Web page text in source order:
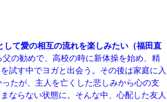
して愛の相互の流れを楽しみたい（福田直
の勧めで、高校の時に新体操を始め、精
試す中でヨガと出会う。その後は家庭に入
たが、主人を亡くした悲しみから心の支
ならない状態に。そんな中、心配した友人